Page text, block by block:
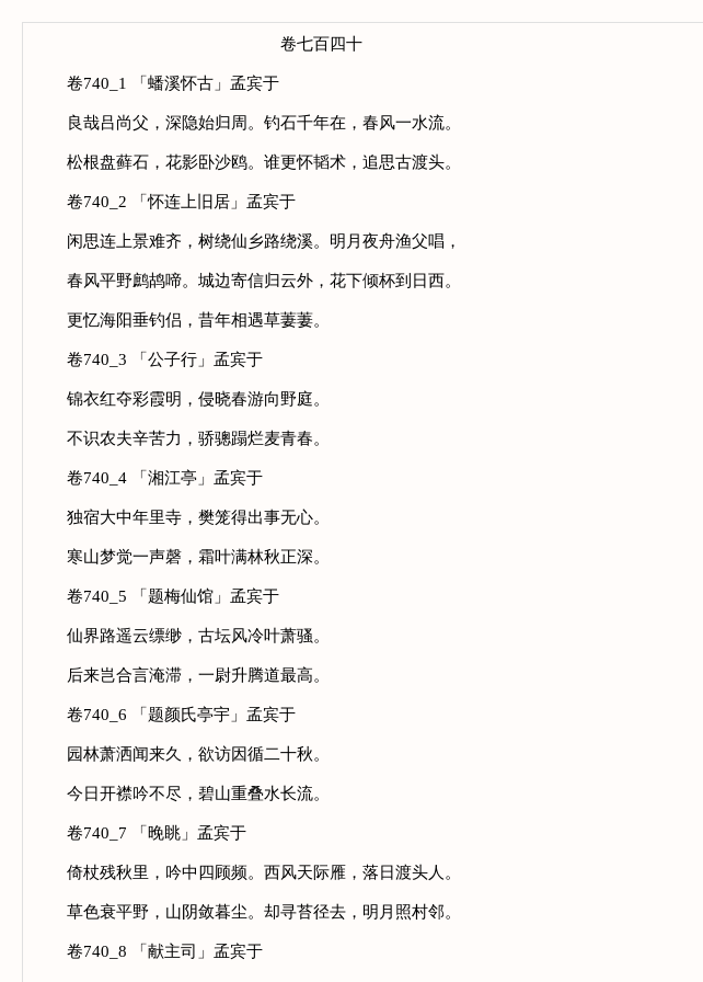
卷七百四十
卷740_1 「蟠溪怀古」孟宾于
良哉吕尚父，深隐始归周。钓石千年在，春风一水流。
松根盘藓石，花影卧沙鸥。谁更怀韬术，追思古渡头。
卷740_2 「怀连上旧居」孟宾于
闲思连上景难齐，树绕仙乡路绕溪。明月夜舟渔父唱，
春风平野鹧鸪啼。城边寄信归云外，花下倾杯到日西。
更忆海阳垂钓侣，昔年相遇草萋萋。
卷740_3 「公子行」孟宾于
锦衣红夺彩霞明，侵晓春游向野庭。
不识农夫辛苦力，骄骢蹋烂麦青春。
卷740_4 「湘江亭」孟宾于
独宿大中年里寺，樊笼得出事无心。
寒山梦觉一声磬，霜叶满林秋正深。
卷740_5 「题梅仙馆」孟宾于
仙界路遥云缥缈，古坛风冷叶萧骚。
后来岂合言淹滞，一尉升腾道最高。
卷740_6 「题颜氏亭宇」孟宾于
园林萧洒闻来久，欲访因循二十秋。
今日开襟吟不尽，碧山重叠水长流。
卷740_7 「晚眺」孟宾于
倚杖残秋里，吟中四顾频。西风天际雁，落日渡头人。
草色衰平野，山阴敛暮尘。却寻苔径去，明月照村邻。
卷740_8 「献主司」孟宾于